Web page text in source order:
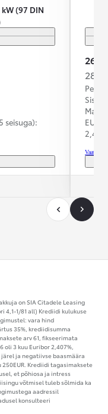
(97 DIN
seisuga):
26
286
2,41%
Vaata
on SIA Citadele Leasing
1/81 all) Krediidi kulukuse
vara hind
35%, krediidisumma
arv 61, fikseerimata
oli 3 kuu Euribor 2,407%,
ja negatiivse baasmäära
Krediidi tagasimaksete
et põhiosa ja intress
võtmisel tuleb sõlmida ka
aadressil
konsulteeri